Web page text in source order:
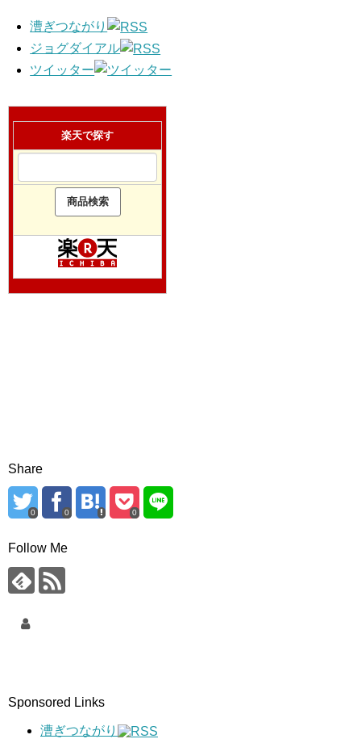
漕ぎつながり
ジョグダイアル
ツイッター
楽天で探す
Share
0 0 0
Follow Me
Sponsored Links
漕ぎつながり